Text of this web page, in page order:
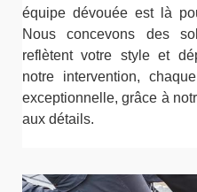
équipe dévouée est là
Nous concevons des
reflètent votre style et
notre intervention,
exceptionnelle, grâce à
aux détails.